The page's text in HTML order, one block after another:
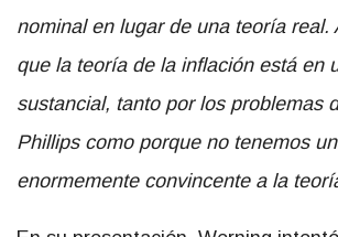
nominal en lugar de una teoría real.
que la teoría de la inflación está en
sustancial, tanto por los problemas
Phillips como porque no tenemos
enormemente convincente a la